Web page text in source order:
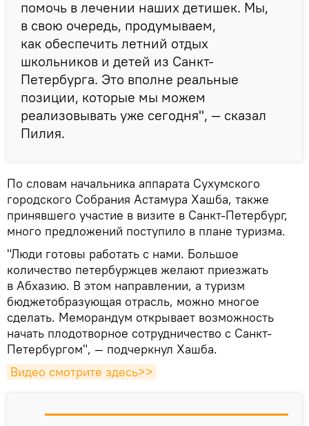
помочь в лечении наших детишек. Мы,
в свою очередь, продумываем,
как обеспечить летний отдых
школьников и детей из Санкт-
Петербурга. Это вполне реальные
позиции, которые мы можем
реализовывать уже сегодня", — сказал
Пилия.
По словам начальника аппарата Сухумского
городского Собрания Астамура Хашба, также
принявшего участие в визите в Санкт-Петербург,
много предложений поступило в плане туризма.
"Люди готовы работать с нами. Большое
количество петербуржцев желают приезжать
в Абхазию. В этом направлении, а туризм
бюджетобразующая отрасль, можно многое
сделать. Меморандум открывает возможность
начать плодотворное сотрудничество с Санкт-
Петербургом", — подчеркнул Хашба.
Видео смотрите здесь>>